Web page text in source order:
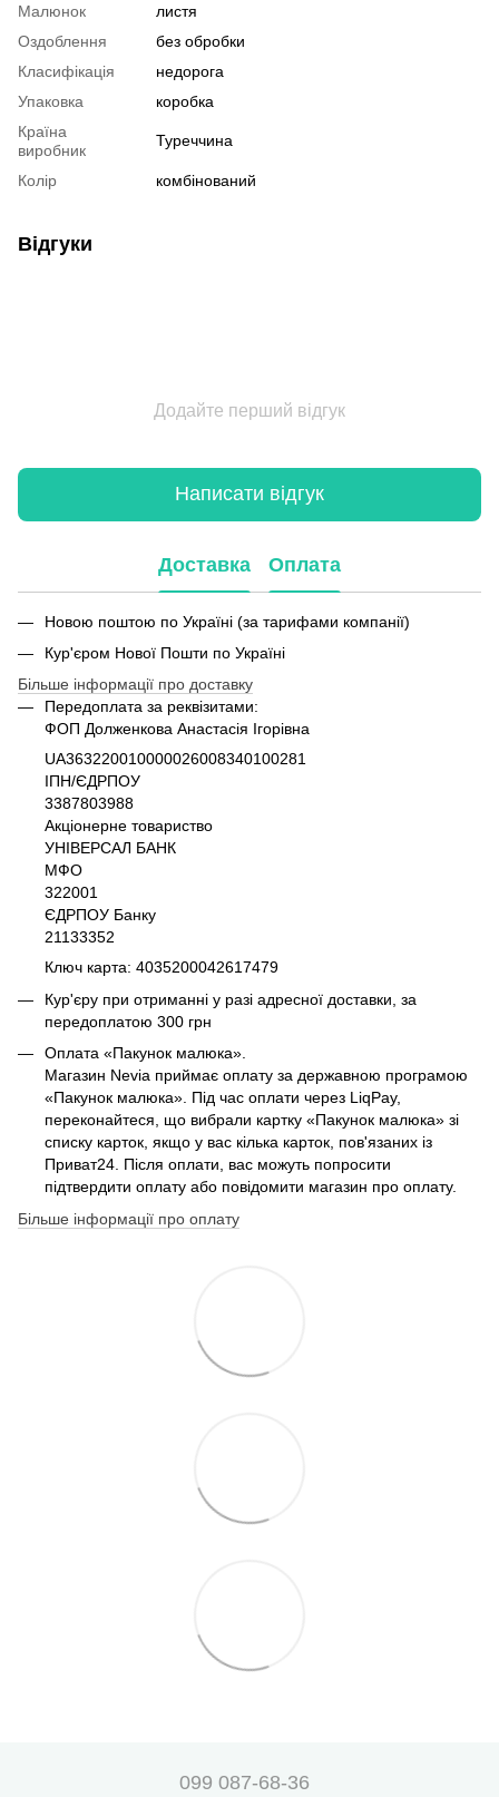
Малюнок
листя
Оздоблення
без обробки
Класифікація
недорога
Упаковка
коробка
Країна
виробник
Туреччина
Колір комбінований
Відгуки
Додайте перший відгук
Написати відгук
Доставка Оплата
Новою поштою по Україні (за тарифами компанії)
Кур'єром Нової Пошти по Україні
Більше інформації про доставку
Передоплата за реквізитами:
ФОП Долженкова Анастасія Ігорівна
UA363220010000026008340100281
ІПН/ЄДРПОУ
3387803988
Акціонерне товариство
УНІВЕРСАЛ БАНК
МФО
322001
ЄДРПОУ Банку
21133352
Ключ карта: 4035200042617479
Кур'єру при отриманні у разі адресної доставки, за
передоплатою 300 грн
Оплата «Пакунок малюка».
Магазин Nevia приймає оплату за державною програмою
«Пакунок малюка». Під час оплати через LiqPay,
переконайтеся, що вибрали картку «Пакунок малюка» зі
списку карток, якщо у вас кілька карток, пов'язаних із
Приват24. Після оплати, вас можуть попросити
підтвердити оплату або повідомити магазин про оплату.
Більше інформації про оплату
099 087-68-36